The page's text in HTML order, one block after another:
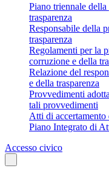
Piano triennale
trasparenza
Responsabile della
trasparenza
Regolamenti per la
corruzione e della
Relazione del
e della trasparenza
Provvedimenti
tali provvedimenti
Atti di
Piano Integrato di
Accesso civico